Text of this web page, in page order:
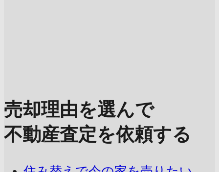
売却理由を選んで
不動産査定を依頼する